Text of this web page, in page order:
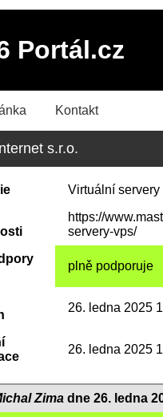
Portál.cz
Kontakt
s.r.o.
Virtuální servery
https://
servery-vps/
plně podporuje
26. ledna 2025
26. ledna 2025
Zima dne 26. ledna